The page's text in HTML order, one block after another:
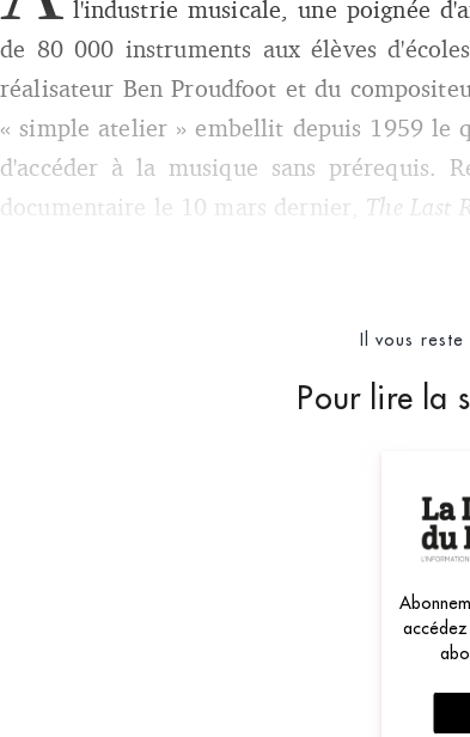
l'industrie musicale, une poignée
de 80 000 instruments aux élèves
réalisateur Ben Proudfoot et du
« simple atelier » embellit depuis 1959 le
d'accéder à la musique sans prérequis.
documentaire le 10 mars dernier, The Last
Il vous reste
Pour lire la
accédez